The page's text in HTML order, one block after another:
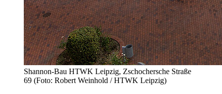
Shannon-Bau HTWK Leipzig, Zschochersche Straße
69 (Foto: Robert Weinhold / HTWK Leipzig)